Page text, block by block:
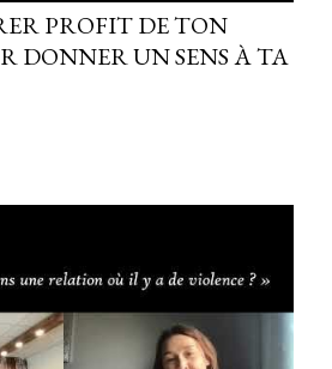
PROFIT DE TON
DONNER UN SENS À TA